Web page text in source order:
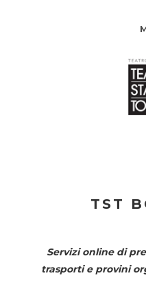
TST
Servizi online di
trasporti e provini